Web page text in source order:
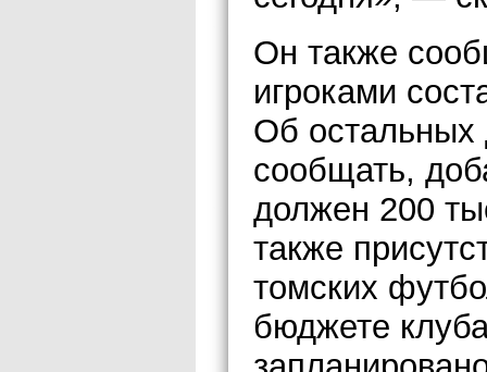
Он также
игроками
Об остальных
сообщать,
должен 200
также
томских
бюджете